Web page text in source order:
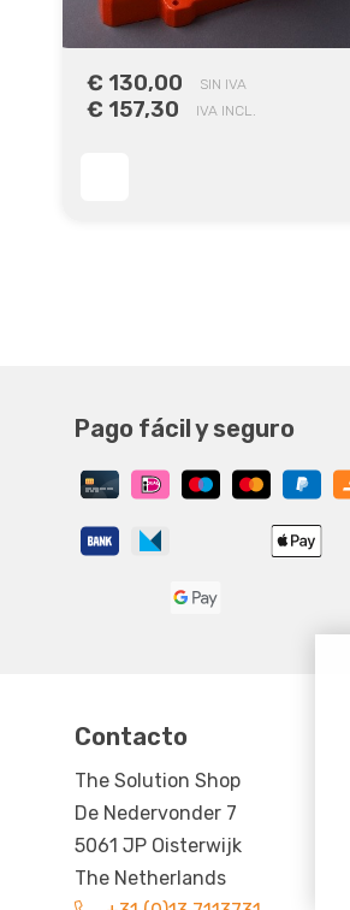
€ 130,00 SIN IVA
€ 157,30 IVA INCL.
Pago fácil y seguro
Contacto
The Solution Shop
De Nedervonder 7
5061 JP Oisterwijk
The Netherlands